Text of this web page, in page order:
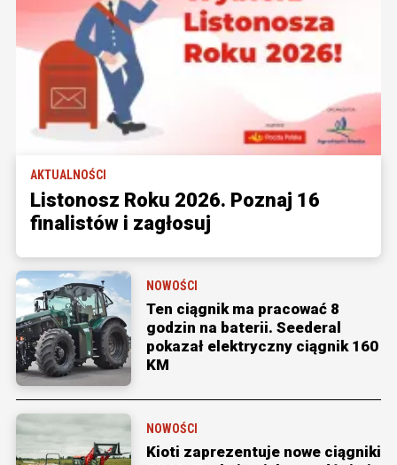
AKTUALNOŚCI
Listonosz Roku 2026. Poznaj 16
finalistów i zagłosuj
NOWOŚCI
Ten ciągnik ma pracować 8
godzin na baterii. Seederal
pokazał elektryczny ciągnik 160
KM
NOWOŚCI
Kioti zaprezentuje nowe ciągniki